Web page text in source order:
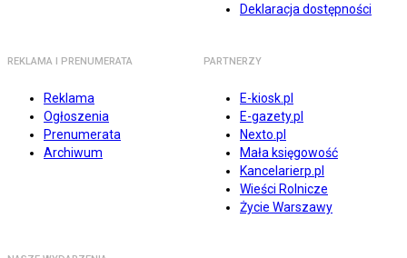
Deklaracja dostępności
REKLAMA I PRENUMERATA
Reklama
Ogłoszenia
Prenumerata
Archiwum
PARTNERZY
E-kiosk.pl
E-gazety.pl
Nexto.pl
Mała księgowość
Kancelarierp.pl
Wieści Rolnicze
Życie Warszawy